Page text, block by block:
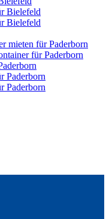
Bielefeld
Bielefeld
mieten für Paderborn
für Paderborn
Paderborn
Paderborn